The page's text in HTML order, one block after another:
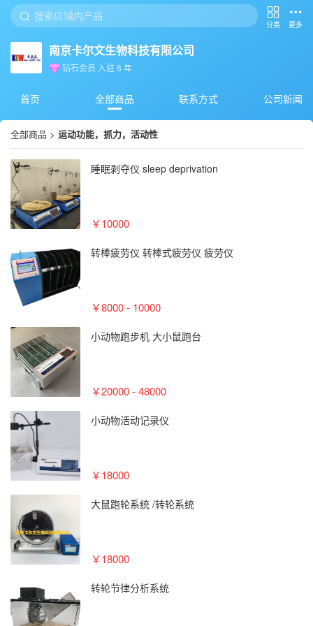
分类 更多
南京卡尔文生物科技有限公司
钻石会员 入驻8 年
首页 全部商品 联系方式 公司新闻
全部商品 > 运动功能，抓力，活动性
睡眠剥夺仪 sleep deprivation
￥10000
转棒疲劳仪 转棒式疲劳仪 疲劳仪
￥8000 - 10000
小动物跑步机 大小鼠跑台
￥20000 - 48000
小动物活动记录仪
￥18000
大鼠跑轮系统 /转轮系统
￥18000
转轮节律分析系统